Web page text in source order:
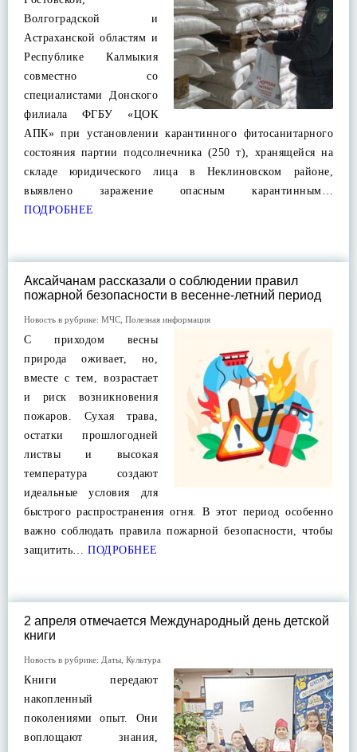
Волгоградской и
Астраханской областям и
Республике Калмыкия
совместно со
специалистами Донского
филиала ФГБУ «ЦОК
АПК» при установлении карантинного фитосанитарного
состояния партии подсолнечника (250 т), хранящейся на
складе юридического лица в Неклиновском районе,
выявлено заражение опасным карантинным…
ПОДРОБНЕЕ
Аксайчанам рассказали о соблюдении правил
пожарной безопасности в весенне-летний период
Новость в рубрике: МЧС Полезная информация
С приходом весны
природа оживает, но,
вместе с тем, возрастает
и риск возникновения
пожаров. Сухая трава,
остатки прошлогодней
листвы и высокая
температура создают
идеальные условия для
быстрого распространения огня. В этот период особенно
важно соблюдать правила пожарной безопасности, чтобы
защитить… ПОДРОБНЕЕ
2 апреля отмечается Международный день детской
книги
Новость в рубрике: Даты Культура
Книги передают
накопленный
поколениями опыт. Они
воплощают знания,